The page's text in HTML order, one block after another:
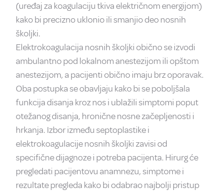
(uređaj za koagulaciju tkiva električnom energijom)
kako bi precizno uklonio ili smanjio deo nosnih
školjki.
Elektrokoagulacija nosnih školjki obično se izvodi
ambulantno pod lokalnom anestezijom ili opštom
anestezijom, a pacijenti obično imaju brz oporavak.
Oba postupka se obavljaju kako bi se poboljšala
funkcija disanja kroz nos i ublažili simptomi poput
otežanog disanja, hronične nosne začepljenosti i
hrkanja. Izbor između septoplastike i
elektrokoagulacije nosnih školjki zavisi od
specifične dijagnoze i potreba pacijenta. Hirurg će
pregledati pacijentovu anamnezu, simptome i
rezultate pregleda kako bi odabrao najbolji pristup